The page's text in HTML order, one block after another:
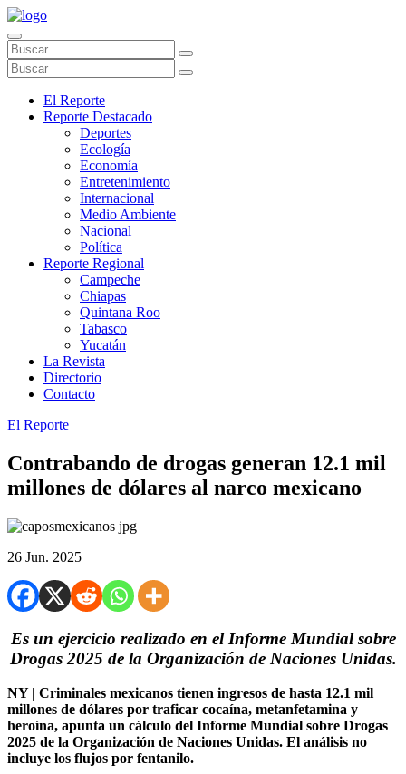
El Reporte
Reporte Destacado
Deportes
Ecología
Economía
Entretenimiento
Internacional
Medio Ambiente
Nacional
Política
Reporte Regional
Campeche
Chiapas
Quintana Roo
Tabasco
Yucatán
La Revista
Directorio
Contacto
El Reporte
Contrabando de drogas generan 12.1 mil
millones de dólares al narco mexicano
26 Jun. 2025
Es un ejercicio realizado en el Informe Mundial sobre
Drogas 2025 de la Organización de Naciones Unidas.
NY | Criminales mexicanos tienen ingresos de hasta 12.1 mil
millones de dólares por traficar cocaína, metanfetamina y
heroína, apunta un cálculo del Informe Mundial sobre Drogas
2025 de la Organización de Naciones Unidas. El análisis no
incluye los flujos por fentanilo.